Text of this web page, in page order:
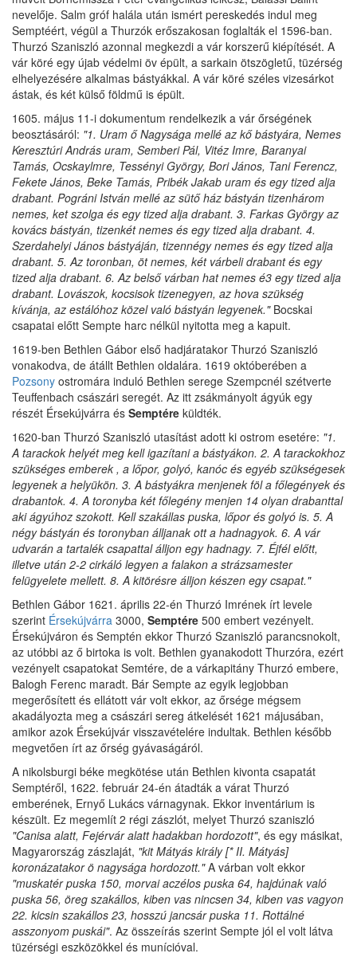
nevelője. Salm gróf halála után ismért pereskedés indul meg
Semptéért, végül a Thurzók erőszakosan foglalták el 1596-ban.
Thurzó Szaniszló azonnal megkezdi a vár korszerű kiépítését. A
vár köré egy újab védelmi öv épült, a sarkain ötszögletű, tüzérség
elhelyezésére alkalmas bástyákkal. A vár köré széles vizesárkot
ástak, és két külső földmű is épült.
1605. május 11-i dokumentum rendelkezik a vár őrségének
beosztásáról: "1. Uram ő Nagysága mellé az kő bástyára, Nemes
Keresztúri András uram, Semberi Pál, Vitéz Imre, Baranyai
Tamás, Ocskaylmre, Tessényi György, Bori János, Tani Ferencz,
Fekete János, Beke Tamás, Pribék Jakab uram és egy tized alja
drabant. Pográni István mellé az sütő ház bástyán tizenhárom
nemes, ket szolga és egy tized alja drabant. 3. Farkas György az
kovács bástyán, tizenkét nemes és egy tized alja drabant. 4.
Szerdahelyi János bástyáján, tizennégy nemes és egy tized alja
drabant. 5. Az toronban, öt nemes, két várbeli drabant és egy
tized alja drabant. 6. Az belső várban hat nemes é3 egy tized alja
drabant. Lovászok, kocsisok tizenegyen, az hova szükség
kívánja, az estálóhoz közel való bástyán legyenek."Bocskai
csapatai előtt Sempte harc nélkül nyitotta meg a kapuit.
1619-ben Bethlen Gábor első hadjáratakor Thurzó Szaniszló
vonakodva, de átállt Bethlen oldalára. 1619 októberében a
Pozsony ostromára induló Bethlen serege Szempcnél szétverte
Teuffenbach császári seregét. Az itt zsákmányolt ágyúk egy
részét Érsekújvárra és Semptére küldték.
1620-ban Thurzó Szaniszló utasítást adott ki ostrom esetére: "1.
A tarackok helyét meg kell igazítani a bástyákon. 2. A tarackokhoz
szükséges emberek , a lőpor, golyó, kanóc és egyéb szükségesek
legyenek a helyükön. 3. A bástyákra menjenek föl a főlegények és
drabantok. 4. A toronyba két főlegény menjen 14 olyan drabanttal
aki ágyúhoz szokott. Kell szakállas puska, lőpor és golyó is. 5. A
négy bástyán és toronyban álljanak ott a hadnagyok. 6. A vár
udvarán a tartalék csapattal álljon egy hadnagy. 7. Éjfél előtt,
illetve után 2-2 cirkáló legyen a falakon a strázsamester
felügyelete mellett. 8. A kitörésre álljon készen egy csapat."
Bethlen Gábor 1621. április 22-én Thurzó Imrének írt levele
szerint Érsekújvárra 3000, Semptére 500 embert vezényelt.
Érsekújváron és Semptén ekkor Thurzó Szaniszló parancsnokolt,
az utóbbi az ő birtoka is volt. Bethlen gyanakodott Thurzóra, ezért
vezényelt csapatokat Semtére, de a várkapitány Thurzó embere,
Balogh Ferenc maradt. Bár Sempte az egyik legjobban
megerősített és ellátott vár volt ekkor, az őrsége mégsem
akadályozta meg a császári sereg átkelését 1621 májusában,
amikor azok Érsekújvár visszavételére indultak. Bethlen később
megvetően írt az őrség gyávaságáról.
A nikolsburgi béke megkötése után Bethlen kivonta csapatát
Semptéről, 1622. február 24-én átadták a várat Thurzó
emberének, Ernyő Lukács várnagynak. Ekkor inventárium is
készült. Ez megemlít 2 régi zászlót, melyet Thurzó szaniszló
"Canisa alatt, Fejérvár alatt hadakban hordozott", és egy másikat,
Magyarország zászlaját, "kit Mátyás király [* II. Mátyás]
koronázatakor ö nagysága hordozott."A várban volt ekkor
"muskatér puska 150, morvai aczélos puska 64, hajdúnak való
puska 56, öreg szakállos, kiben vas nincsen 34, kiben vas vagyon
22. kicsin szakállos 23, hosszú jancsár puska 11. Rottálné
asszonyom puskái". Az összeírás szerint Sempte jól el volt látva
tüzérségi eszközökkel és munícióval.